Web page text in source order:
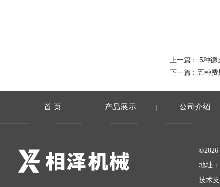
上一篇： 5种德
下一篇： 五种费
首 页 | 产品展示 | 公司介绍
地址
技术